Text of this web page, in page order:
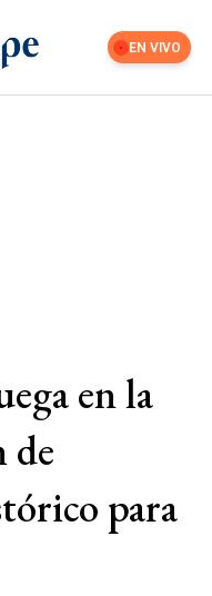
EN VIVO
en la
de
para